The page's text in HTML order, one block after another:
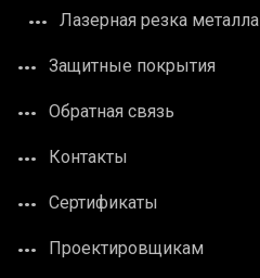
Лазерная резка металла
Защитные покрытия
Обратная связь
Контакты
Сертификаты
Проектировщикам